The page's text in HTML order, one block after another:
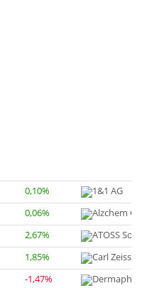
0,10%
0,06%
2,67%
1,85%
-1,47%